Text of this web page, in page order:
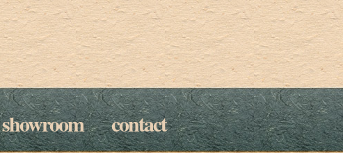
showroom contact